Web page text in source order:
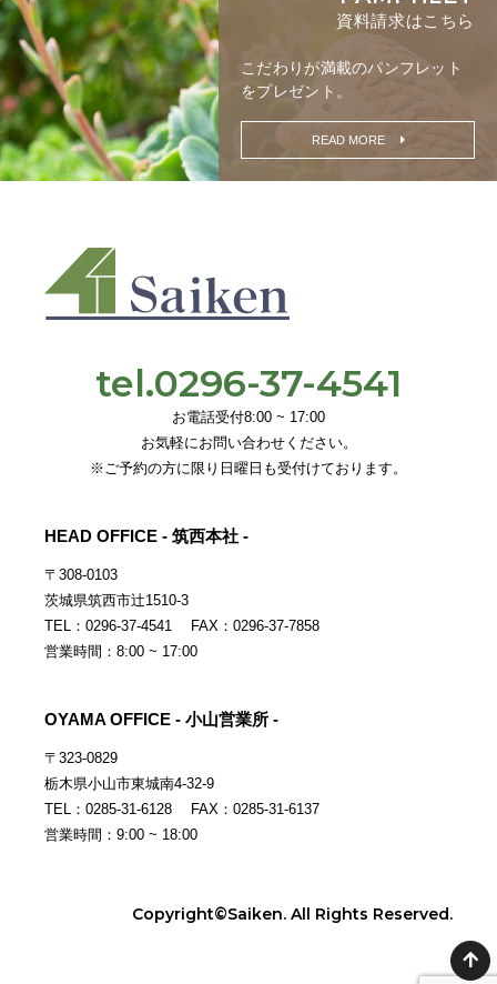
資料請求はこちら
こだわりが満載のパンフレット
をプレゼント。
READ MORE
tel.0296-37-4541
お電話受付8:00 ~ 17:00
お気軽にお問い合わせください。
※ご予約の方に限り日曜日も受付けております。
HEAD OFFICE - 筑西本社 -
〒308-0103
茨城県筑西市辻1510-3
TEL：0296-37-4541 FAX：0296-37-7858
営業時間：8:00 ~ 17:00
OYAMA OFFICE - 小山営業所 -
〒323-0829
栃木県小山市東城南4-32-9
TEL：0285-31-6128 FAX：0285-31-6137
営業時間：9:00 ~ 18:00
Copyright©Saiken. All Rights Reserved.